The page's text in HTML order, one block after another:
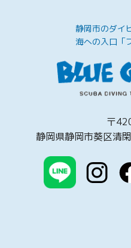
静岡市のダイ
海への入口「
〒
静岡県静岡市葵区清